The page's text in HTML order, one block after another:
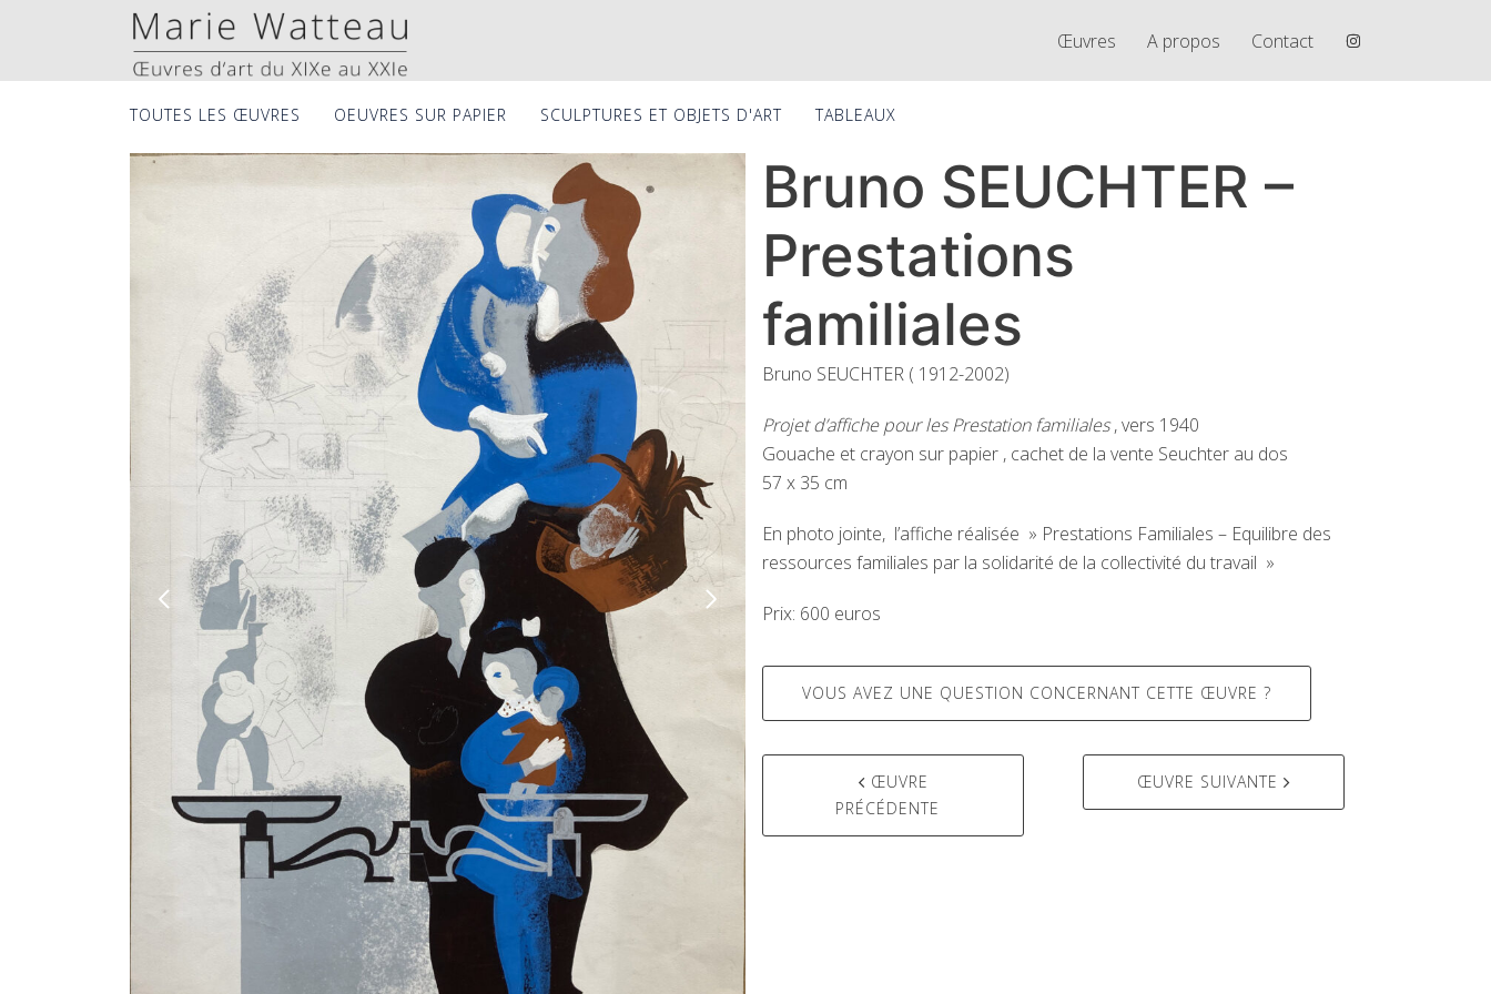
Œuvres A propos Contact
TOUTES LES ŒUVRES OEUVRES SUR PAPIER SCULPTURES ET OBJETS D'ART TABLEAUX
Bruno SEUCHTER –
Prestations
familiales
Bruno SEUCHTER ( 1912-2002)
Projet d’affiche pour les Prestation familiales, vers 1940
Gouache et crayon sur papier , cachet de la vente Seuchter au dos
57 x 35 cm
En photo jointe, l’affiche réalisée » Prestations Familiales – Equilibre des
ressources familiales par la solidarité de la collectivité du travail »
Prix: 600 euros
VOUS AVEZ UNE QUESTION CONCERNANT CETTE ŒUVRE ?
Post
ŒUVRE
PRÉCÉDENTE
ŒUVRE SUIVANTE